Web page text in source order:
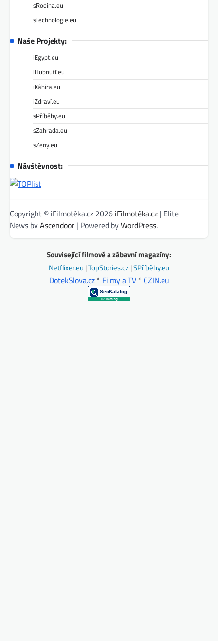
sRodina.eu
sTechnologie.eu
Naše Projekty:
iEgypt.eu
iHubnutí.eu
iKáhira.eu
iZdraví.eu
sPříběhy.eu
sZahrada.eu
sŽeny.eu
Návštěvnost:
Copyright © iFilmotéka.cz 2026 iFilmotéka.cz | Elite
News byAscendoor | Powered byWordPress.
Související filmové a zábavní magazíny:
Netflixer.eu |TopStories.cz|SPříběhy.eu
DotekSlova.cz* Filmy a TV* CZIN.eu